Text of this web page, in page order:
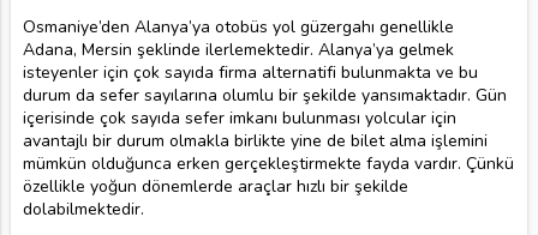
Osmaniye’den Alanya’ya otobüs yol güzergahı genellikle
Adana, Mersin şeklinde ilerlemektedir. Alanya’ya gelmek
isteyenler için çok sayıda firma alternatifi bulunmakta ve bu
durum da sefer sayılarına olumlu bir şekilde yansımaktadır. Gün
içerisinde çok sayıda sefer imkanı bulunması yolcular için
avantajlı bir durum olmakla birlikte yine de bilet alma işlemini
mümkün olduğunca erken gerçekleştirmekte fayda vardır. Çünkü
özellikle yoğun dönemlerde araçlar hızlı bir şekilde
dolabilmektedir.